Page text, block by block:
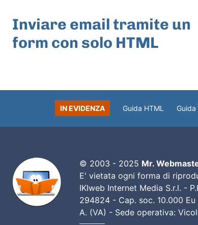
Inviare email tramite un
form con solo HTML
IN EVIDENZA Guida HTML Guida
© 2003 - 2025 Mr.
E' vietata ogni forma di
IKIweb Internet Media S.r.l. -
294824 - Cap. soc. 10.000
A. (VA) - Sede operativa: